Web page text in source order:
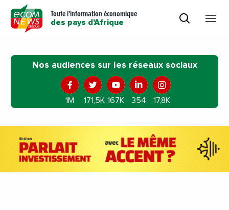
Toute l'information économique
des pays d'Afrique
Nos audiences sur les réseaux sociaux
1M 171,5K 167K 354 17,8K